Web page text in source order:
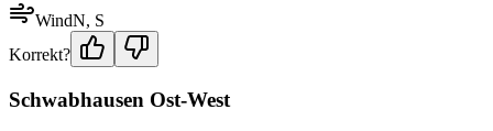
WindN, S
Korrekt?
Schwabhausen Ost-West